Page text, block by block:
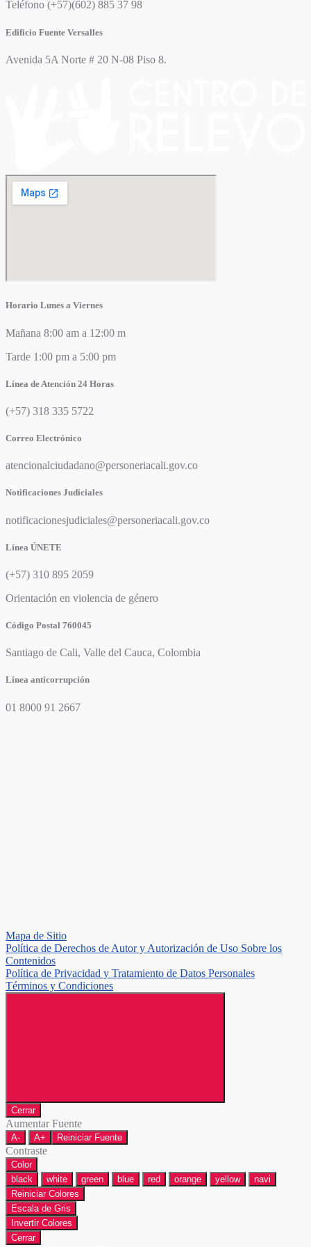
Teléfono (+57)(602) 885 37 98
Edificio Fuente Versalles
Avenida 5A Norte # 20 N-08 Piso 8.
Horario Lunes a Viernes
Mañana 8:00 am a 12:00 m
Tarde 1:00 pm a 5:00 pm
Línea de Atención 24 Horas
(+57) 318 335 5722
Correo Electrónico
atencionalciudadano@personeriacali.gov.co
Notificaciones Judiciales
notificacionesjudiciales@personeriacali.gov.co
Línea ÚNETE
(+57) 310 895 2059
Orientación en violencia de género
Código Postal 760045
Santiago de Cali, Valle del Cauca, Colombia
Línea anticorrupción
01 8000 91 2667
Mapa de Sitio
Política de Derechos de Autor y Autorización de Uso Sobre los
Contenidos
Política de Privacidad y Tratamiento de Datos Personales
Términos y Condiciones
Cerrar
Aumentar Fuente
A- A+ Reiniciar Fuente
Contraste
Color
black
white green blue red orange yellow
navi
Reiniciar Colores
Escala de Gris
Invertir Colores
Cerrar